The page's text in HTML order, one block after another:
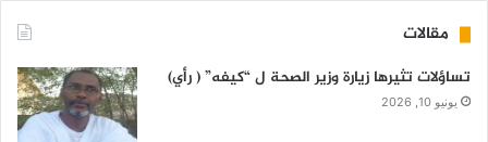
مقالات
تساؤلات تثيرها زيارة وزير الصحة ل “كيفه” ( رأي)
يونيو 10, 2026